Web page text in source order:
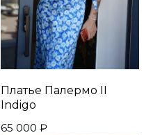
Платье Палермо II
Indigo
65 000 ₽